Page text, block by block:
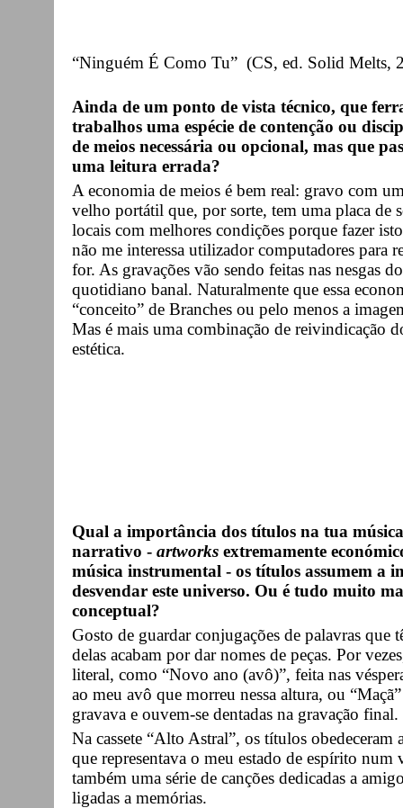
“Ninguém É Como Tu” (CS, ed. Solid Melts,
Ainda de um ponto de vista técnico, que
trabalhos uma espécie de contenção ou
de meios necessária ou opcional, mas que
uma leitura errada?
A economia de meios é bem real: gravo com
velho portátil que, por sorte, tem uma placa de
locais com melhores condições porque fazer
não me interessa utilizador computadores para
for. As gravações vão sendo feitas nas nesgas
quotidiano banal. Naturalmente que essa
“conceito” de Branches ou pelo menos a
Mas é mais uma combinação de reivindicação
estética.
Qual a importância dos títulos na tua
narrativo - artworks extremamente
música instrumental - os títulos assumem a
desvendar este universo. Ou é tudo muito
conceptual?
Gosto de guardar conjugações de palavras
delas acabam por dar nomes de peças. Por
literal, como “Novo ano (avô)”, feita nas
ao meu avô que morreu nessa altura, ou
gravava e ouvem-se dentadas na gravação final.
Na cassete “Alto Astral”, os títulos
que representava o meu estado de espírito num
também uma série de canções dedicadas a
ligadas a memórias.